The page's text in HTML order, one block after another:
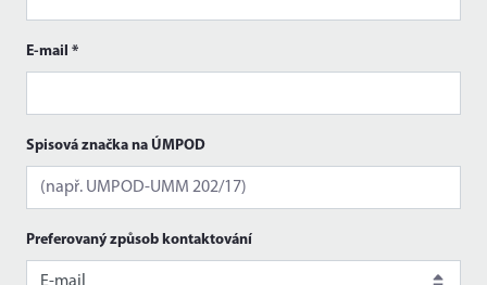
E-mail *
Spisová značka na ÚMPOD
Preferovaný způsob kontaktování